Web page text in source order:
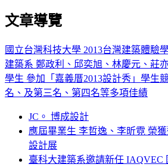
文章導覽
國立台灣科技大學 2013台灣建築體驗
建築系 鄭政利、邱奕旭、林慶元、莊
學生 參加「嘉義厝2013設計秀」學生
名、及第三名、第四名等多項佳績
JC。 博成設計
應屆畢業生 李哲逸、李昕霓 榮
設計展
臺科大建築系邀請新任 IAQVEC